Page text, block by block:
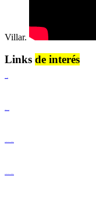
Villar.
Links de interés